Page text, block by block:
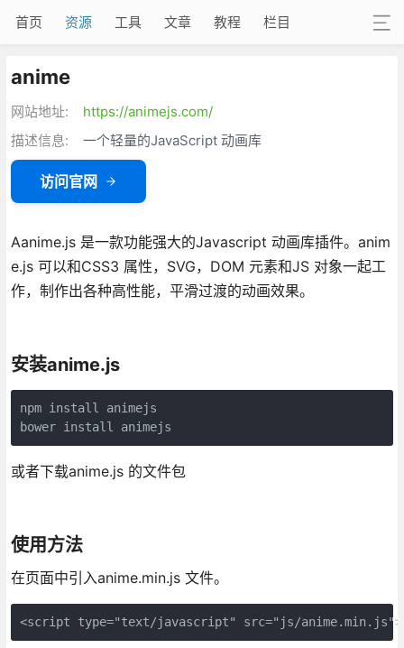
首页 资源 工具 文章 教程 栏目
anime
网站地址:
https://animejs.com/
描述信息:
一个轻量的JavaScript 动画库
访问官网
Aanime.js 是一款功能强大的Javascript 动画库插件。anim
e.js 可以和CSS3 属性，SVG，DOM 元素和JS 对象一起工
作，制作出各种高性能，平滑过渡的动画效果。
安装anime.js
npm install animejs
bower install animejs
或者下载anime.js 的文件包
使用方法
在页面中引入anime.min.js 文件。
<script type="text/javascript" src="js/